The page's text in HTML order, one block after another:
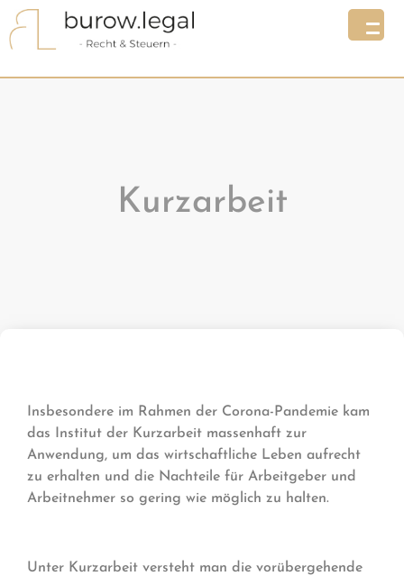
Kurzarbeit
Insbesondere im Rahmen der Corona-Pandemie kam
das Institut der Kurzarbeit massenhaft zur
Anwendung, um das wirtschaftliche Leben aufrecht
zu erhalten und die Nachteile für Arbeitgeber und
Arbeitnehmer so gering wie möglich zu halten.
Unter Kurzarbeit versteht man die vorübergehende